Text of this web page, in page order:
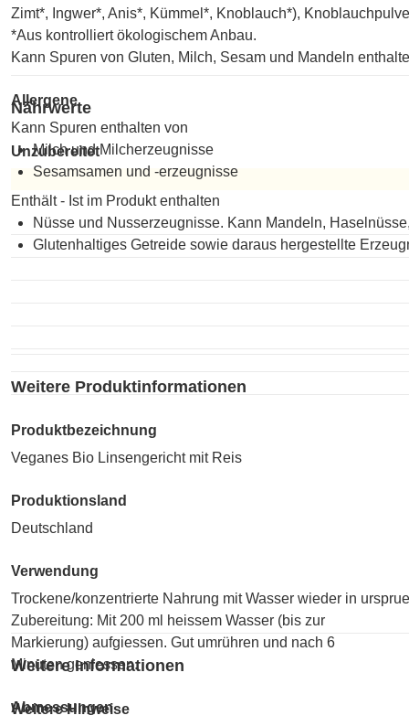
Zimt*, Ingwer*, Anis*, Kümmel*, Knoblauch*),
*Aus kontrolliert ökologischem Anbau.
Kann Spuren von Gluten, Milch, Sesam und Mandeln
Allergene
Kann Spuren enthalten von
Milch und Milcherzeugnisse
Sesamsamen und -erzeugnisse
Enthält - Ist im Produkt enthalten
Nüsse und Nusserzeugnisse. Kann Mandeln,
Glutenhaltiges Getreide sowie daraus hergestellte
Nährwerte
Unzubereitet
Unzubereitet
Weitere Produktinformationen
Produktbezeichnung
Veganes Bio Linsengericht mit Reis
Produktionsland
Deutschland
Verwendung
Trockene/konzentrierte Nahrung mit Wasser wieder in
Zubereitung: Mit 200 ml heissem Wasser (bis zur
Markierung) aufgiessen. Gut umrühren und nach 6
Minuten geniessen.
Abmessungen
Weitere Informationen
Weitere Hinweise